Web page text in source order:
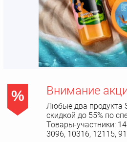
% Внимание
Любые два продукта
скидкой до 55% по
Товары-участники:
3096, 10316, 12115,